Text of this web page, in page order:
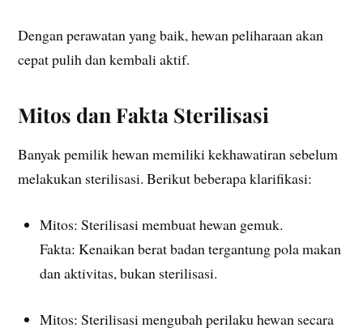
Dengan perawatan yang baik, hewan peliharaan akan
cepat pulih dan kembali aktif.
Mitos dan Fakta Sterilisasi
Banyak pemilik hewan memiliki kekhawatiran sebelum
melakukan sterilisasi. Berikut beberapa klarifikasi:
Mitos: Sterilisasi membuat hewan gemuk.
Fakta: Kenaikan berat badan tergantung pola makan
dan aktivitas, bukan sterilisasi.
Mitos: Sterilisasi mengubah perilaku hewan secara